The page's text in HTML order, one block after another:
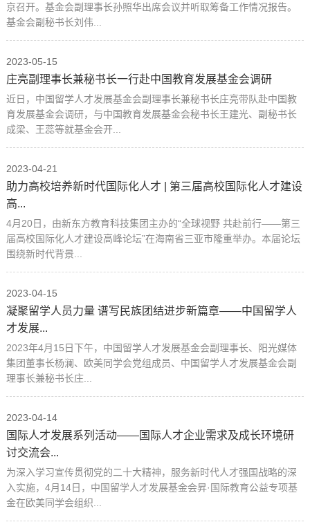
京召开。基金会副理事长孙照华出席会议并听取筹备工作情况报告。
基金会副秘书长刘伟...
2023-05-15
庄亮副理事长兼秘书长一行赴中国教育发展基金会调研
近日，中国留学人才发展基金会副理事长兼秘书长庄亮带队赴中国教
育发展基金会调研，与中国教育发展基金会秘书长王建光、副秘书长
成梁、王蕊等就基金会开...
2023-04-21
助力高校培养新时代国际化人才 | 第三届高校国际化人才建设
高...
4月20日，由新东方教育科技集团主办的“全球视野 共赴前行——第三
届高校国际化人才建设高峰论坛”在海南省三亚市隆重举办。本届论坛
围绕新时代背景...
2023-04-15
凝聚留学人员力量 谱写民族团结进步新篇章——中国留学人
才发展...
2023年4月15日下午，中国留学人才发展基金会副理事长、阳光媒体
集团董事长杨澜、欧美同学会党组成员、中国留学人才发展基金会副
理事长兼秘书长庄...
2023-04-14
国际人才发展系列活动——国际人才企业需求及成长环境研
讨交流会...
为深入学习宣传贯彻党的二十大精神，服务新时代人才强国战略的深
入实施，4月14日，中国留学人才发展基金会昇·国际教育公益专项基
金在欧美同学会组织...